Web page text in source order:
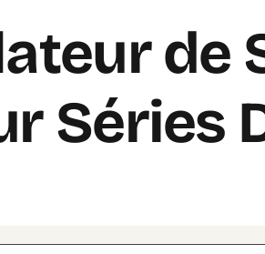
de
Séries